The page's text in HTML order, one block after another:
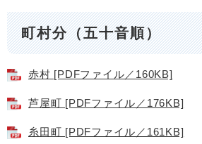
町村分（五十音順）
赤村 [PDFファイル／160KB]
芦屋町 [PDFファイル／176KB]
糸田町 [PDFファイル／161KB]